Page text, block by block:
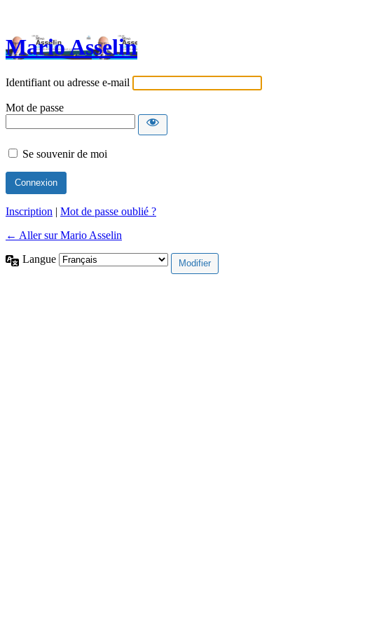
Mario Asselin
Identifiant ou adresse e-mail
Mot de passe
Se souvenir de moi
Inscription | Mot de passe oublié ?
← Aller sur Mario Asselin
Langue